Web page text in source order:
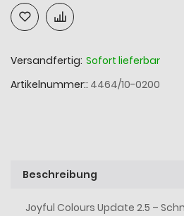
Versandfertig: Sofort lieferbar
Artikelnummer: 4464/10-0200
Beschreibung
Joyful Colours Update 2.5 –